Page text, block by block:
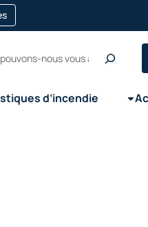
opens
in
a
d’incendie